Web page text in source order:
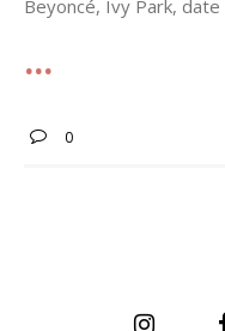
Beyoncé, Ivy Park, date
0